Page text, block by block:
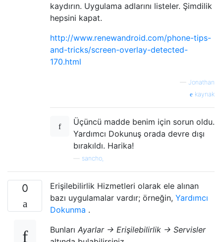
kaydırın. Uygulama adlarını listeler. Şimdilik
hepsini kapat.
http://www.renewandroid.com/phone-tips-
and-tricks/screen-overlay-detected-
170.html
— Jonathan
kaynak
Üçüncü madde benim için sorun oldu.
Yardımcı Dokunuş orada devre dışı
bırakıldı. Harika!
sancho,
0
Erişilebilirlik Hizmetleri olarak ele alınan
bazı uygulamalar vardır; örneğin, Yardımcı
Dokunma .
Bunları Ayarlar -> Erişilebilirlik -> Servisler